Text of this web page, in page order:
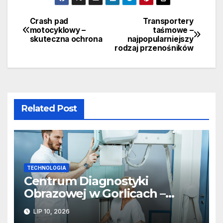
Nawigacja
wpisu
Transportery
taśmowe –
najpopularniejszy
rodzaj przenośników
Crash pad
motocyklowy –
skuteczna ochrona
Related Post
TECHNOLOGIA
Centrum Diagnostyki
Obrazowej w Gorlicach –
nowoczesne metody badań
LIP 10, 2026